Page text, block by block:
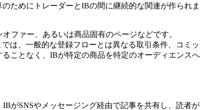
ためにトレーダーとIBの間に継続的な関連が作られま
ファー、あるいは商品固有のページなどです。
は、一般的な登録フローとは異なる取引条件、コミッ
ことなく、IBが特定の商品を特定のオーディエンスへ
がSNSやメッセージング経由で記事を共有し、読者が